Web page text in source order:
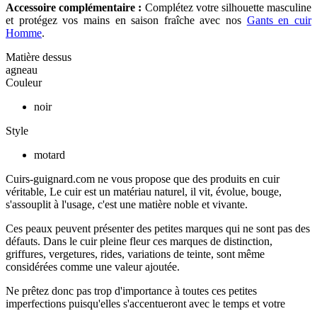
Accessoire complémentaire : Complétez votre silhouette masculine
et protégez vos mains en saison fraîche avec nos Gants en cuir
Homme.
Matière dessus
agneau
Couleur
noir
Style
motard
Cuirs-guignard.com ne vous propose que des produits en cuir
véritable, Le cuir est un matériau naturel, il vit, évolue, bouge,
s'assouplit à l'usage, c'est une matière noble et vivante.
Ces peaux peuvent présenter des petites marques qui ne sont pas des
défauts. Dans le cuir pleine fleur ces marques de distinction,
griffures, vergetures, rides, variations de teinte, sont même
considérées comme une valeur ajoutée.
Ne prêtez donc pas trop d'importance à toutes ces petites
imperfections puisqu'elles s'accentueront avec le temps et votre